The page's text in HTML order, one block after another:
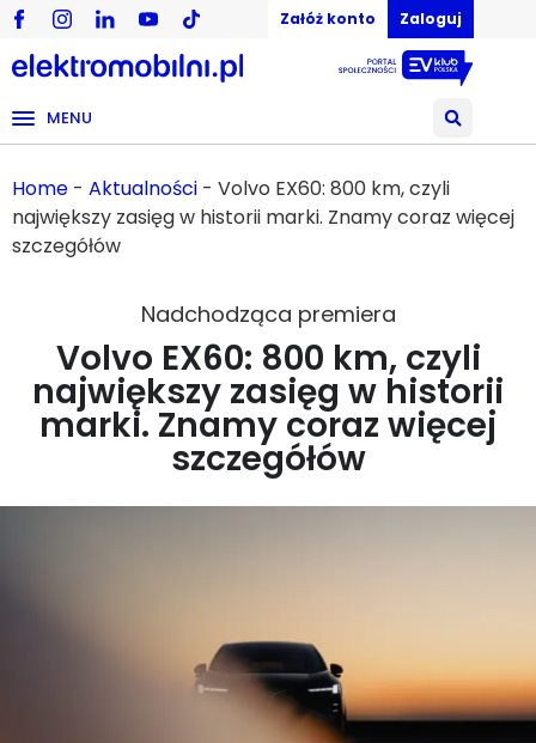
Załóż konto Zaloguj
MENU
Home - Aktualności - Volvo EX60: 800 km, czyli
największy zasięg w historii marki. Znamy coraz więcej
szczegółów
Nadchodząca premiera
Volvo EX60: 800 km, czyli
największy zasięg w historii
marki. Znamy coraz więcej
szczegółów